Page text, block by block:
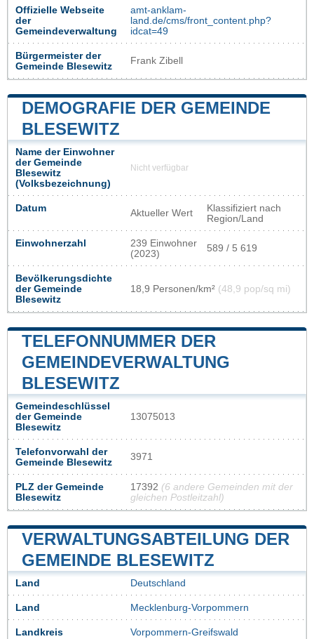
Offizielle Webseite
der
Gemeindeverwaltung
amt-anklam-
land.de/cms/front_content.php?
idcat=49
Bürgermeister der
Gemeinde Blesewitz
Frank Zibell
DEMOGRAFIE DER GEMEINDE
BLESEWITZ
Name der Einwohner
der Gemeinde
Blesewitz
(Volksbezeichnung)
Nicht verfügbar
Datum Aktueller Wert
Klassifiziert nach
Region/Land
Einwohnerzahl
239 Einwohner
(2023)
589 / 5 619
Bevölkerungsdichte
der Gemeinde
Blesewitz
18,9 Personen/km² (48,9 pop/sq mi)
TELEFONNUMMER DER
GEMEINDEVERWALTUNG
BLESEWITZ
Gemeindeschlüssel
der Gemeinde
Blesewitz
13075013
Telefonvorwahl der
Gemeinde Blesewitz
3971
PLZ der Gemeinde
Blesewitz
17392 (6 andere Gemeinden mit der
gleichen Postleitzahl)
VERWALTUNGSABTEILUNG DER
GEMEINDE BLESEWITZ
Land Deutschland
Land Mecklenburg-Vorpommern
Landkreis Vorpommern-Greifswald